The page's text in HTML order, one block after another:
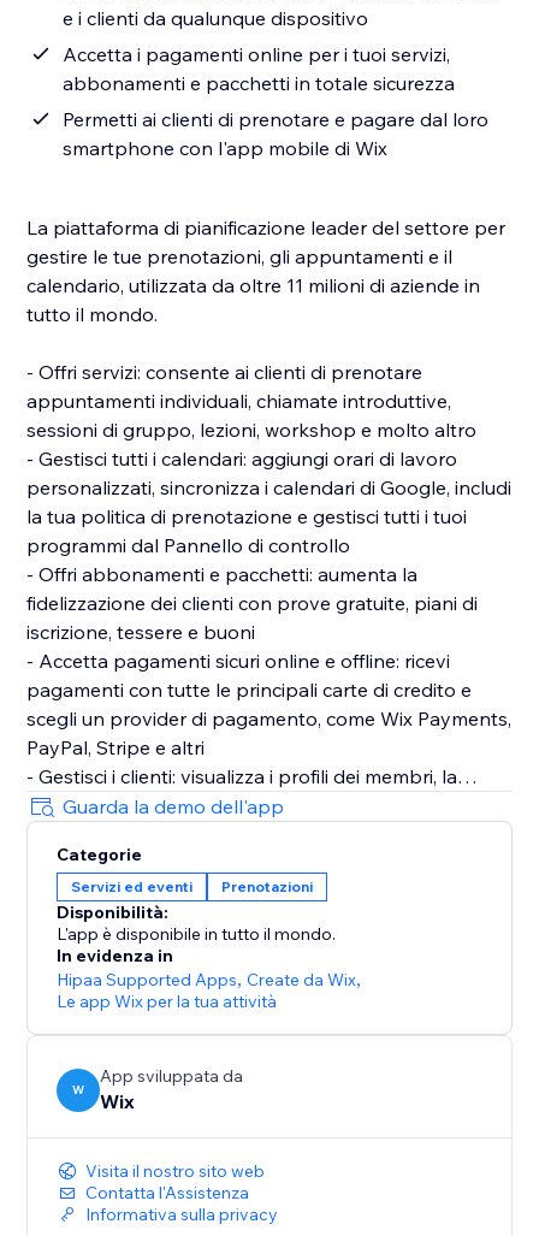
e i clienti da qualunque dispositivo
Accetta i pagamenti online per i tuoi servizi,
abbonamenti e pacchetti in totale sicurezza
Permetti ai clienti di prenotare e pagare dal loro
smartphone con l'app mobile di Wix
La piattaforma di pianificazione leader del settore per
gestire le tue prenotazioni, gli appuntamenti e il
calendario, utilizzata da oltre 11 milioni di aziende in
tutto il mondo.
- Offri servizi: consente ai clienti di prenotare
appuntamenti individuali, chiamate introduttive,
sessioni di gruppo, lezioni, workshop e molto altro
- Gestisci tutti i calendari: aggiungi orari di lavoro
personalizzati, sincronizza i calendari di Google, includi
la tua politica di prenotazione e gestisci tutti i tuoi
programmi dal Pannello di controllo
- Offri abbonamenti e pacchetti: aumenta la
fidelizzazione dei clienti con prove gratuite, piani di
iscrizione, tessere e buoni
- Accetta pagamenti sicuri online e offline: ricevi
pagamenti con tutte le principali carte di credito e
scegli un provider di pagamento, come Wix Payments,
PayPal, Stripe e altri
- Gestisci i clienti: visualizza i profili dei membri, la
cronologia delle prenotazioni, lo stato dei pagamenti,
le note e altro
- Invia promemoria via SMS ed email: ricorda ai clienti
quando sono le prossime sessioni e i piani in
scadenza per ridurre le assenze
- Ottieni un'app mobile personalizzata: consente ai
clienti di prenotare e pagare i servizi in viaggio,
chattare con gli altri membri e rimanere aggiornati
- Tieni traccia delle tue attività: ricevi analisi dettagliate
sulle tue finanze, sulle prestazioni del personale e
sulla frequenza dei clienti
Guarda la demo dell'app
Categorie
Servizi ed eventi Prenotazioni
Disponibilità:
L'app è disponibile in tutto il mondo.
In evidenza in
Hipaa Supported Apps,Create da Wix,
Le app Wix per la tua attività
W
App sviluppata da
Wix
Visita il nostro sito web
Contatta l'Assistenza
Informativa sulla privacy